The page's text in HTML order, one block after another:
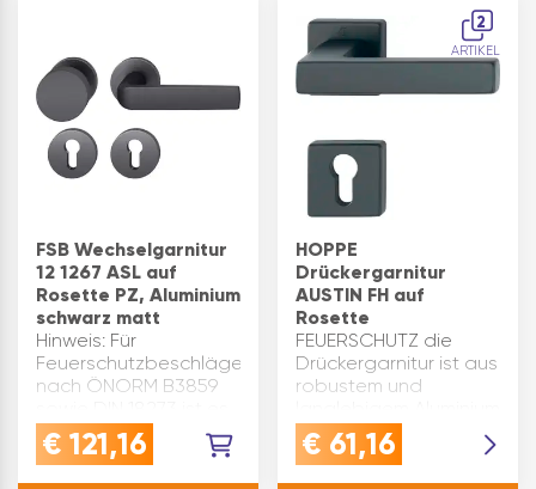
mittelbron…
FSB Wechselgarnitur
12 1267 ASL auf
Rosette PZ, Aluminium
schwarz matt
Hinweis: Für
Feuerschutzbeschläge
nach ÖNORM B3859
vorgeschrieben
komplette Garnituren
€ 121,16
2
ARTIKEL
HOPPE
Drückergarnitur
AUSTIN FH auf
Rosette
FEUERSCHUTZ die
Drückergarnitur ist aus
robustem und
gefertigt und eignet
sich zum Einsatz an
€ 61,16